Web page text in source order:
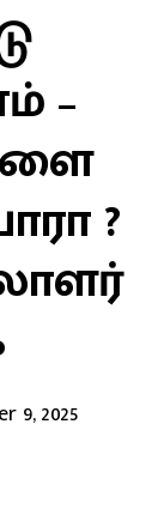
–
?
9, 2025